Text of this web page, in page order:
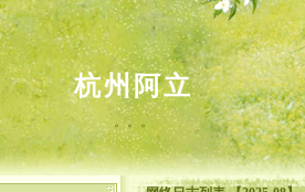
杭州阿立
。。。